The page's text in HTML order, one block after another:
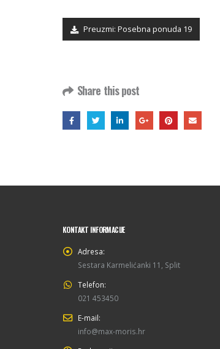
Preuzmi: Posebna ponuda 19
Share this post
KONTAKT INFORMACIJE
Adresa:
Sestara Karmelićanki 11, Split
Telefon:
021 453450
E-mail:
info@max-moris.hr